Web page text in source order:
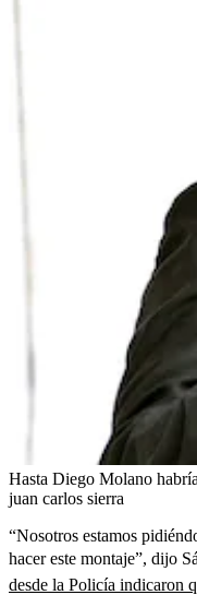
Hasta Diego Molano
juan carlos sierra
“Nosotros estamos
hacer este montaje”, dijo
desde la Policía indicaron